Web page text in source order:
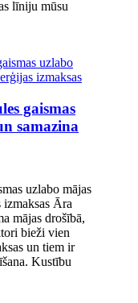
līniju mūsu
gaismas
samazina
uzlabo mājas
izmaksas Āra
mājas drošībā,
bieži vien
un tiem ir
Kustību